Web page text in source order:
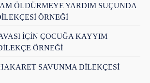
ÖLDÜRMEYE YARDIM SUÇUNDA
ÖRNEĞİ
İÇİN ÇOCUĞA KAYYIM
ÖRNEĞİ
SAVUNMA DİLEKÇESİ